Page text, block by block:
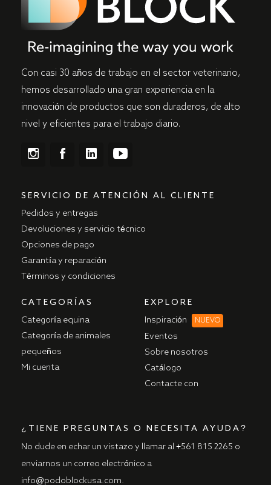
Con casi 30 años de trabajo en el sector veterinario,
hemos desarrollado una gran experiencia en la
innovación de productos que son duraderos, de alto
nivel y eficientes para el trabajo diario.
SERVICIO DE ATENCIÓN AL CLIENTE
Pedidos y entregas
Devoluciones y servicio técnico
Opciones de pago
Garantía y reparación
Términos y condiciones
CATEGORÍAS
Categoría equina
Categoría de animales
pequeños
Mi cuenta
EXPLORE
Inspiración NUEVO
Eventos
Sobre nosotros
Catálogo
Contacte con
¿TIENE PREGUNTAS O NECESITA AYUDA?
No dude en echar un vistazo y llamar al +561 815 2265 o
enviarnos un correo electrónico a
info@podoblockusa.com